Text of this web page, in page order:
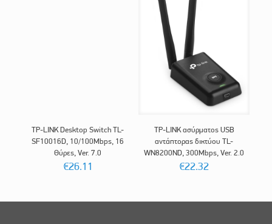
TP-LINK Desktop Switch TL-
SF10016D, 10/100Mbps, 16
Θύρες, Ver. 7.0
€26.11
TP-LINK ασύρματος USB
αντάπτορας δικτύου TL-
WN8200ND, 300Mbps, Ver. 2.0
€22.32